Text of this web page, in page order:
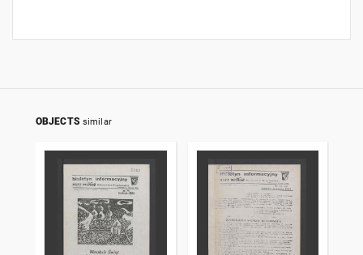
OBJECTS similar